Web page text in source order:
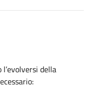
della